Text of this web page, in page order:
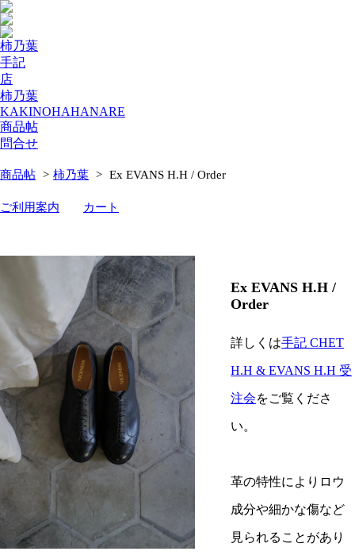
柿乃葉
手記
店
柿乃葉
KAKINOHAHANARE
商品帖
問合せ
商品帖 > 柿乃葉 > Ex EVANS H.H / Order
ご利用案内 カート
Ex EVANS H.H /
Order
詳しくは手記 CHET
H.H & EVANS H.H 受
注会をご覧くださ
い。
革の特性によりロウ
成分や細かな傷など
見られることがあり